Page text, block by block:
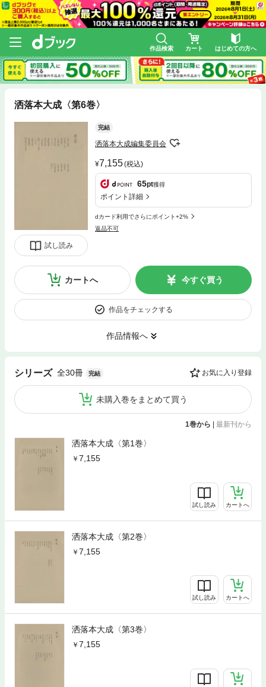
作品検索 カート はじめての方へ
洒落本大成〈第6巻〉
試し読み
完結
洒落本大成編集委員会
7,155(税込)
65pt獲得
ポイント詳細
dカード利用でさらにポイント+2%
返品不可
カートへ 今すぐ買う
作品をチェックする
作品情報へ
シリーズ 全30冊 完結 お気に入り登録
未購入巻をまとめて買う
1巻から 最新刊から
洒落本大成〈第1巻〉
7,155
試し読み カートへ
洒落本大成〈第2巻〉
7,155
試し読み カートへ
洒落本大成〈第3巻〉
7,155